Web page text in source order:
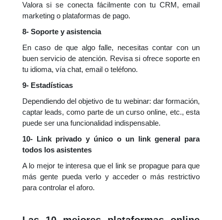
Valora si se conecta fácilmente con tu CRM, email
marketing o plataformas de pago.
8- Soporte y asistencia
En caso de que algo falle, necesitas contar con un
buen servicio de atención. Revisa si ofrece soporte en
tu idioma, vía chat, email o teléfono.
9- Estadísticas
Dependiendo del objetivo de tu webinar: dar formación,
captar leads, como parte de un curso online, etc., esta
puede ser una funcionalidad indispensable.
10- Link privado y único o un link general para
todos los asistentes
A lo mejor te interesa que el link se propague para que
más gente pueda verlo y acceder o más restrictivo
para controlar el aforo.